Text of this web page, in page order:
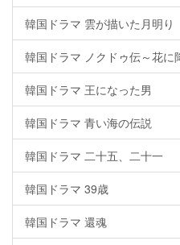
韓国ドラマ 雲が描いた月明り
韓国ドラマ ノクドゥ伝～花に
韓国ドラマ 王になった男
韓国ドラマ 青い海の伝説
韓国ドラマ 二十五、二十一
韓国ドラマ 39歳
韓国ドラマ 還魂